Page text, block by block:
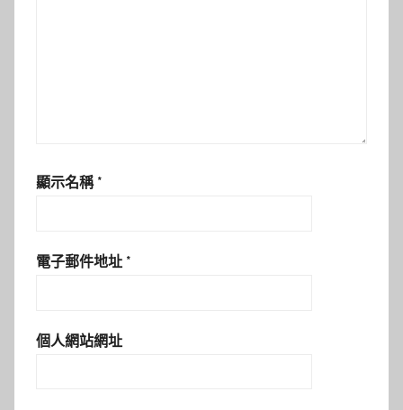
顯示名稱 *
電子郵件地址 *
個人網站網址